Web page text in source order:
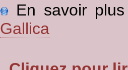
En savoir
Gallica